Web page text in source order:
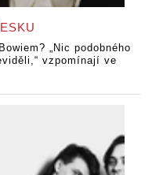
„Nic podobného
vzpomínají ve